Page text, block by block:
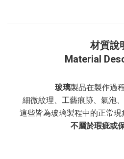
材質說
Material
玻璃製品在製作過
細微紋理、工藝痕跡、氣泡
這些皆為玻璃製程中的正常
不屬於瑕疵或